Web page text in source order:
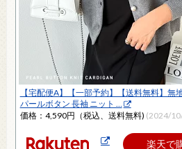
【宅配便A】【一部予約】【送料無料】無
パールボタン 長袖 ニット …
価格：4,590円（税込、送料無料) (2024/
楽天で